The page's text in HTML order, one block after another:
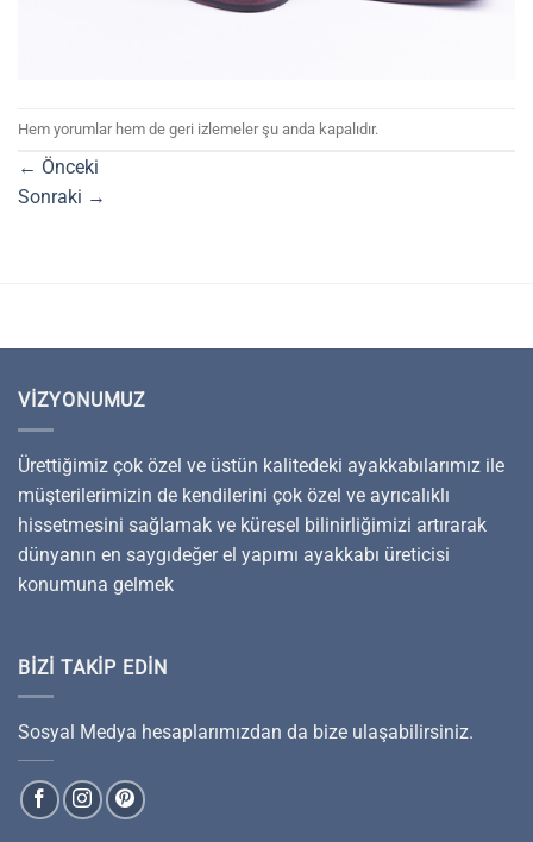
Hem yorumlar hem de geri izlemeler şu anda kapalıdır.
← Önceki
Sonraki →
VIZYONUMUZ
Ürettiğimiz çok özel ve üstün kalitedeki ayakkabılarımız ile
müşterilerimizin de kendilerini çok özel ve ayrıcalıklı
hissetmesini sağlamak ve küresel bilinirliğimizi artırarak
dünyanın en saygıdeğer el yapımı ayakkabı üreticisi
konumuna gelmek
BIZI TAKIP EDIN
Sosyal Medya hesaplarımızdan da bize ulaşabilirsiniz.